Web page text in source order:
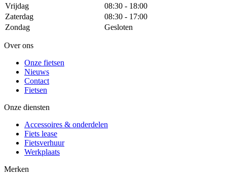
Vrijdag
08:30 - 18:00
Zaterdag
08:30 - 17:00
Zondag
Gesloten
Over ons
Onze fietsen
Nieuws
Contact
Fietsen
Onze diensten
Accessoires & onderdelen
Fiets lease
Fietsverhuur
Werkplaats
Merken